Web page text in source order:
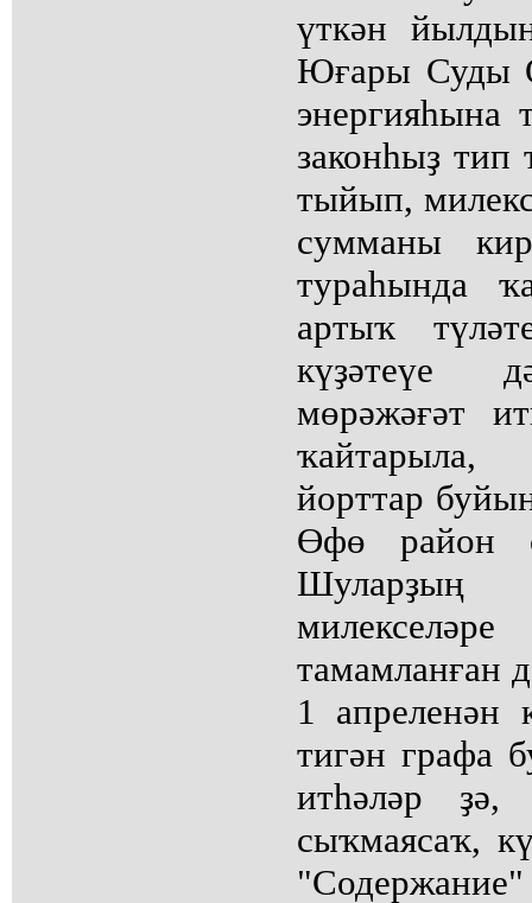
үткән
Юғары Суды
энергияһына
законһыҙ тип
тыйып,
сумманы
тураһында
артыҡ
күҙәтеүе
мөрәжәғәт
йорттар
Өфө район
Шуларҙың
тамамланған
1 апреленән
тигән графа
итһәләр
сыҡмаясаҡ,